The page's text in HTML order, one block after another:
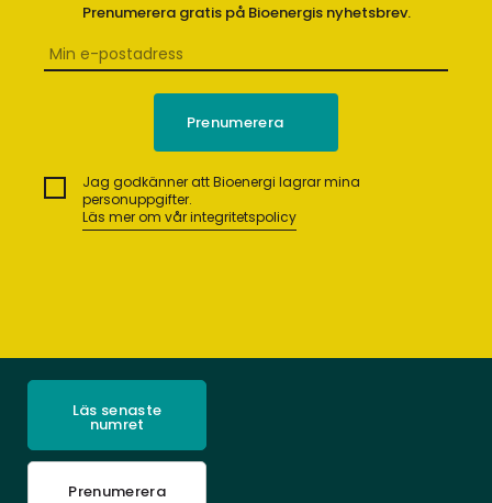
Prenumerera gratis på Bioenergis nyhetsbrev.
Jag godkänner att Bioenergi lagrar mina
personuppgifter.
Läs mer om vår integritetspolicy
Läs senaste
numret
Prenumerera